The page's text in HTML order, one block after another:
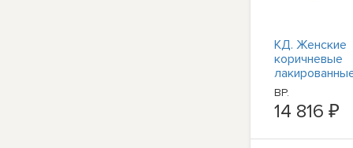
КД. Женские
коричневые
ботильоны с
носком Shoes
(B,M) BHFO
BP.
14 816 ₽